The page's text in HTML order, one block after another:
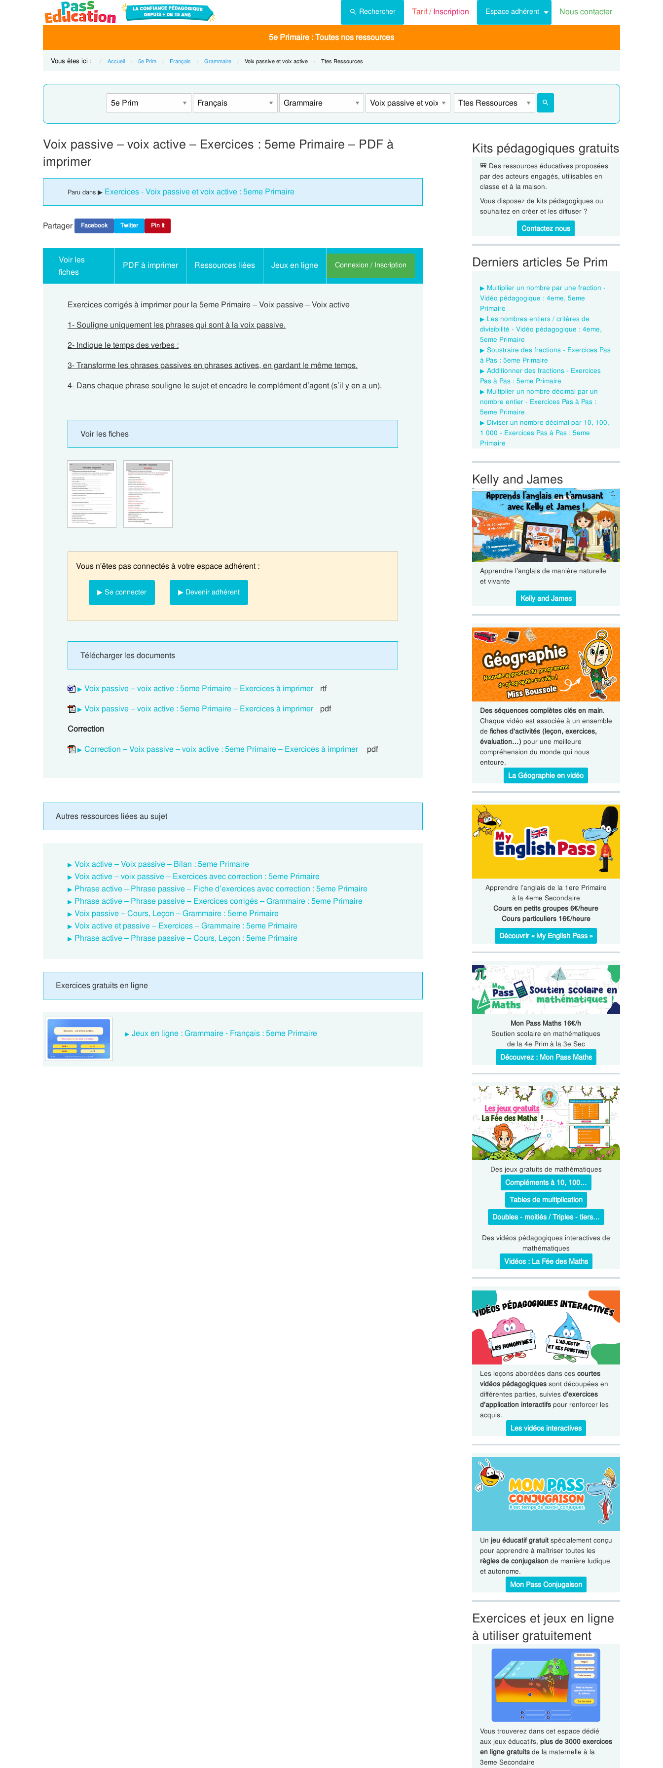
Rechercher Tarif /Inscription Espace adhérent Nous contacter
5e Primaire : Toutes nos ressources
Vous êtes ici : Accueil 5e Prim Français Grammaire Current:
Voix passive et voix active Current:
Ttes Ressources
Voix passive – voix active – Exercices : 5eme Primaire – PDF à
imprimer
Paru dans ▶ Exercices - Voix passive et voix active : 5eme Primaire
Partager Facebook Twitter Pin It
Voir les
fiches
PDF à imprimer Ressources liées Jeux en ligne Connexion / Inscription
Exercices corrigés à imprimer pour la 5eme Primaire – Voix passive – Voix active
1- Souligne uniquement les phrases qui sont à la voix passive.
2- Indique le temps des verbes :
3- Transforme les phrases passives en phrases actives, en gardant le même temps.
4- Dans chaque phrase souligne le sujet et encadre le complément d’agent (s’il y en a un).
Voir les fiches
Vous n'êtes pas connectés à votre espace adhérent :
▶ Se connecter ▶ Devenir adhérent
Télécharger les documents
Voix passive – voix active : 5eme Primaire – Exercices à imprimer
rtf
Voix passive – voix active : 5eme Primaire – Exercices à imprimer pdf
Correction
Correction – Voix passive – voix active : 5eme Primaire – Exercices à imprimer
pdf
Autres ressources liées au sujet
Voix active – Voix passive – Bilan : 5eme Primaire
Voix active – voix passive – Exercices avec correction : 5eme Primaire
Phrase active – Phrase passive – Fiche d’exercices avec correction : 5eme Primaire
Phrase active – Phrase passive – Exercices corrigés – Grammaire : 5eme Primaire
Voix passive – Cours, Leçon – Grammaire : 5eme Primaire
Voix active et passive – Exercices – Grammaire : 5eme Primaire
Phrase active – Phrase passive – Cours, Leçon : 5eme Primaire
Exercices gratuits en ligne
Jeux en ligne : Grammaire - Français : 5eme Primaire
Kits pédagogiques gratuits
🎒 Des ressources éducatives proposées
par des acteurs engagés, utilisables en
classe et à la maison.
Vous disposez de kits pédagogiques ou
souhaitez en créer et les diffuser ?
Contactez nous
Derniers articles 5e Prim
Multiplier un nombre par une fraction -
Vidéo pédagogique : 4eme, 5eme
Primaire
Les nombres entiers / critères de
divisibilité - Vidéo pédagogique : 4eme,
5eme Primaire
Soustraire des fractions - Exercices Pas
à Pas : 5eme Primaire
Additionner des fractions - Exercices
Pas à Pas : 5eme Primaire
Multiplier un nombre décimal par un
nombre entier - Exercices Pas à Pas :
5eme Primaire
Diviser un nombre décimal par 10, 100,
1 000 - Exercices Pas à Pas : 5eme
Primaire
Kelly and James
Apprendre l’anglais de manière naturelle
et vivante
Kelly and James
Des séquences complètes clés en main.
Chaque vidéo est associée à un ensemble
de fiches d'activités (leçon, exercices,
évaluation…) pour une meilleure
compréhension du monde qui nous
entoure.
La Géographie en vidéo
Apprendre l’anglais de la 1ere Primaire
à la 4eme Secondaire
Cours en petits groupes 6€/heure
Cours particuliers 16€/heure
Découvrir « My English Pass »
Mon Pass Maths 16€/h
Soutien scolaire en mathématiques
de la 4e Prim à la 3e Sec
Découvrez : Mon Pass Maths
Des jeux gratuits de mathématiques
Compléments à 10, 100…
Tables de multiplication
Doubles - moitiés / Triples - tiers…
Des vidéos pédagogiques interactives de
mathématiques
Vidéos : La Fée des Maths
Les leçons abordées dans ces courtes
vidéos pédagogiquessont découpées en
différentes parties, suivies d'exercices
d'application interactifspour renforcer les
acquis.
Les vidéos interactives
Un jeu éducatif gratuitspécialement conçu
pour apprendre à maîtriser toutes les
règles de conjugaisonde manière ludique
et autonome.
Mon Pass Conjugaison
Exercices et jeux en ligne
à utiliser gratuitement
Vous trouverez dans cet espace dédié
aux jeux éducatifs, plus de 3000 exercices
en ligne gratuitsde la maternelle à la
3eme Secondaire